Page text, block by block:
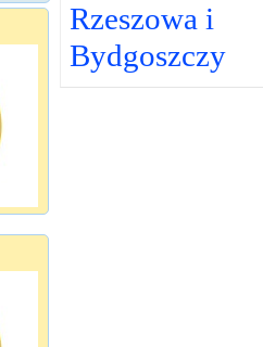
Rzeszowa i
Bydgoszczy